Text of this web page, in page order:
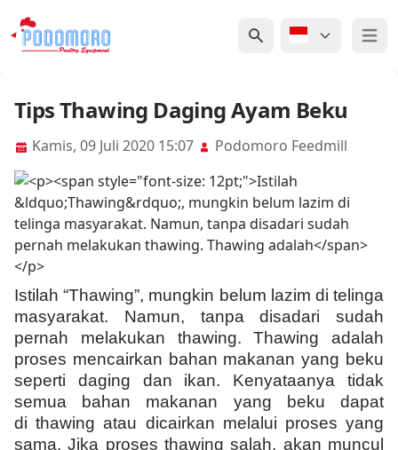
Open
Tips Thawing Daging Ayam Beku
Kamis, 09 Juli 2020 15:07 Podomoro Feedmill
Istilah “Thawing”, mungkin belum lazim di telinga
masyarakat. Namun, tanpa disadari sudah
pernah melakukan thawing. Thawing adalah
proses mencairkan bahan makanan yang beku
seperti daging dan ikan. Kenyataanya tidak
semua bahan makanan yang beku dapat
di thawing atau dicairkan melalui proses yang
sama. Jika proses thawing salah, akan muncul